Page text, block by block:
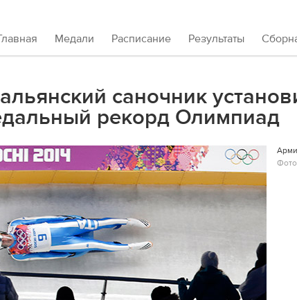
Медали Расписание Результаты
саночник
рекорд Олимпиад